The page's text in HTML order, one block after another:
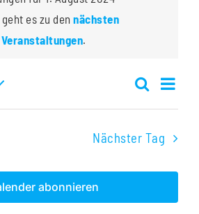
es zu den nächsten
.
und
Suche
Tag
Nächster Tag
abonnieren